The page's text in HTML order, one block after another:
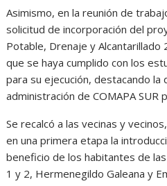
Asimismo, en la reunión de
solicitud de incorporación del
Potable, Drenaje y Alcantarillado
que se haya cumplido con los
para su ejecución, destacando la
administración de COMAPA
Se recalcó a las vecinas y
en una primera etapa la
beneficio de los habitantes de
1 y 2, Hermenegildo Galeana y